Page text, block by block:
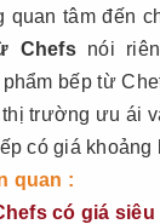
quan tâm đến
Chefsnói
bếp từ
trường ưu ái
có giá khoảng
quan :
có giá